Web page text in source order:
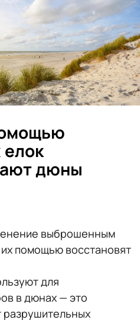
дюны
выброшенным
помощью восстановят
для
в дюнах — это